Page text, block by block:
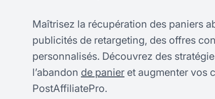
Maîtrisez la récupération des paniers
publicités de retargeting, des offres
personnalisés. Découvrez des
l’abandon de panier et augmenter vos
PostAffiliatePro.